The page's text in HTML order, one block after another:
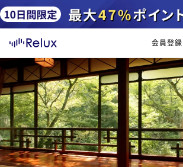
会員登録